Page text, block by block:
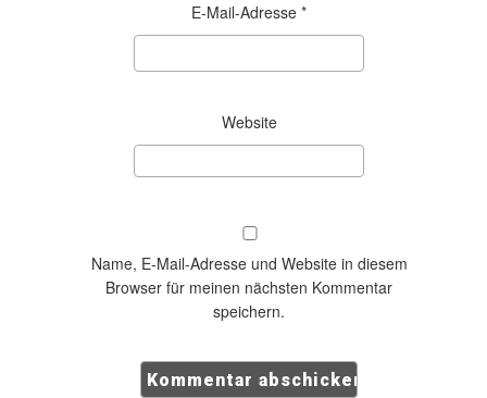
E-Mail-Adresse *
Website
Name, E-Mail-Adresse und Website in diesem
Browser für meinen nächsten Kommentar
speichern.